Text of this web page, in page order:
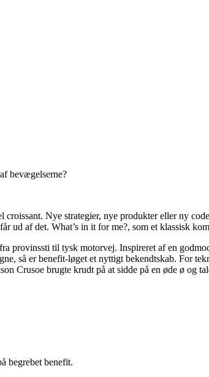
bevægelserne?
Nye strategier, nye produkter eller ny
ud af det. What’s in it for me?, som et klassisk
provinssti til tysk motorvej. Inspireret af en
så er benefit-løget et nyttigt bekendtskab. For
Crusoe brugte krudt på at sidde på en øde ø og
begrebet benefit.